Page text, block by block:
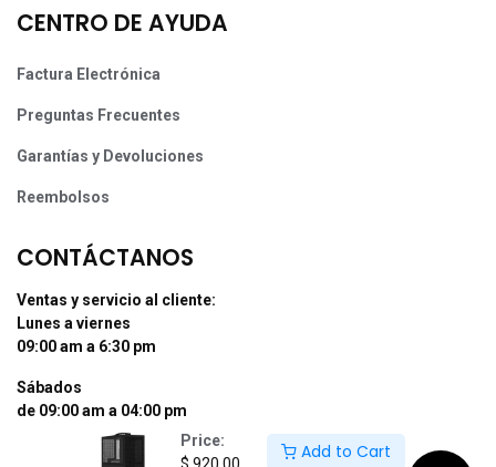
Price:
$ 920.00
Add to Cart
CENTRO DE AYUDA
Factura Electrónica
Preguntas Frecuentes
Garantías y Devoluciones
Reembolsos
CONTÁCTANOS
Ventas y servicio al cliente:
Lunes a viernes
09:00 am a 6:30 pm
Sábados
de 09:00 am a 04:00 pm
Tel: (55) 50255181 Ext. 800 y 812